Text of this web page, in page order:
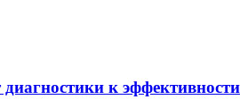
к эффективности